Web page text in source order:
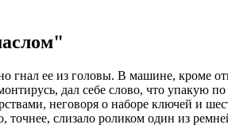
гнал ее из головы. В машине, кроме
дал себе слово, что упакую
неговоря о наборе ключей и
точнее, слизало роликом один из